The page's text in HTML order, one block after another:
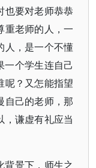
也要对老师恭恭
重老师的人，一
人，是一个不懂
个学生连自己
呢？又怎能指望
自己的老师，那
，谦虚有礼应当
背景下，师生之